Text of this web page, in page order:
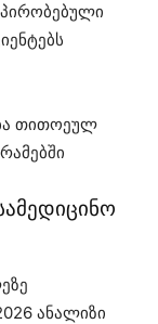
თითოეულ
ანალიზი